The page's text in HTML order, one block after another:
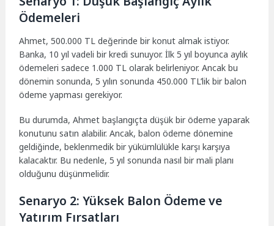
Ödemeleri
Ahmet, 500.000 TL değerinde bir konut almak istiyor.
Banka, 10 yıl vadeli bir kredi sunuyor. İlk 5 yıl boyunca aylık
ödemeleri sadece 1.000 TL olarak belirleniyor. Ancak bu
dönemin sonunda, 5 yılın sonunda 450.000 TL’lik bir balon
ödeme yapması gerekiyor.
Bu durumda, Ahmet başlangıçta düşük bir ödeme yaparak
konutunu satın alabilir. Ancak, balon ödeme dönemine
geldiğinde, beklenmedik bir yükümlülükle karşı karşıya
kalacaktır. Bu nedenle, 5 yıl sonunda nasıl bir mali planı
olduğunu düşünmelidir.
Senaryo 2: Yüksek Balon Ödeme ve
Yatırım Fırsatları